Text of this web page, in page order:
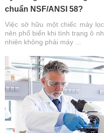
chuẩn NSF/ANSI 58?
Việc sở hữu một chiếc máy
nên phổ biến khi tình trạng ô
nhiên không phải máy ...